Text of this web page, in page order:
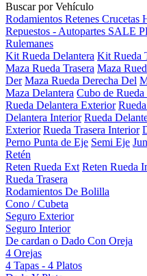
Buscar por Vehículo
Rodamientos Retenes Crucetas
Repuestos - Autopartes SALE
Rulemanes
Kit Rueda Delantera Kit Rueda
Maza Rueda Trasera Maza
Der Maza Rueda Derecha Del
Maza Delantera Cubo de Rueda
Rueda Delantera Exterior
Delantera Interior Rueda
Exterior Rueda Trasera Interior
Perno Punta de Eje Semi Eje
Retén
Reten Rueda Ext Reten Rueda
Rueda Trasera
Rodamientos De Bolilla
Cono / Cubeta
Seguro Exterior
Seguro Interior
De cardan o Dado Con Oreja
4 Orejas
4 Tapas - 4 Platos